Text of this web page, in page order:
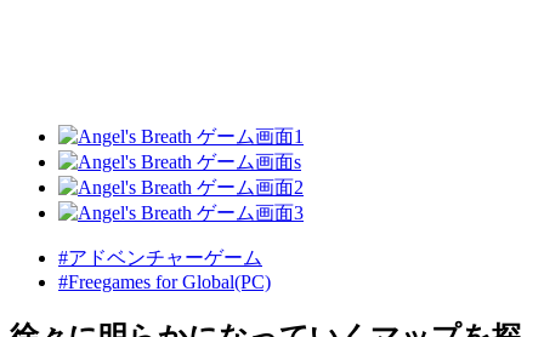
#アドベンチャーゲーム
#Freegames for Global(PC)